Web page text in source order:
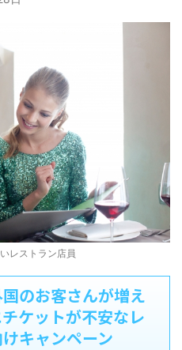
レストラン店員
のお客さんが増え
ケットが不安なレ
キャンペーン